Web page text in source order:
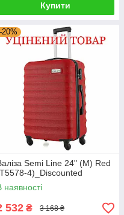
Купити
Semi Line 24" (M) Red
4)_Discounted
наявності
532 ₴ 3 168 ₴